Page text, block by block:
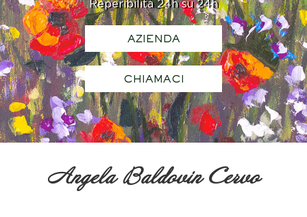
Reperibilità 24h su 24h
AZIENDA
CHIAMACI
Angela Baldovin Cervo